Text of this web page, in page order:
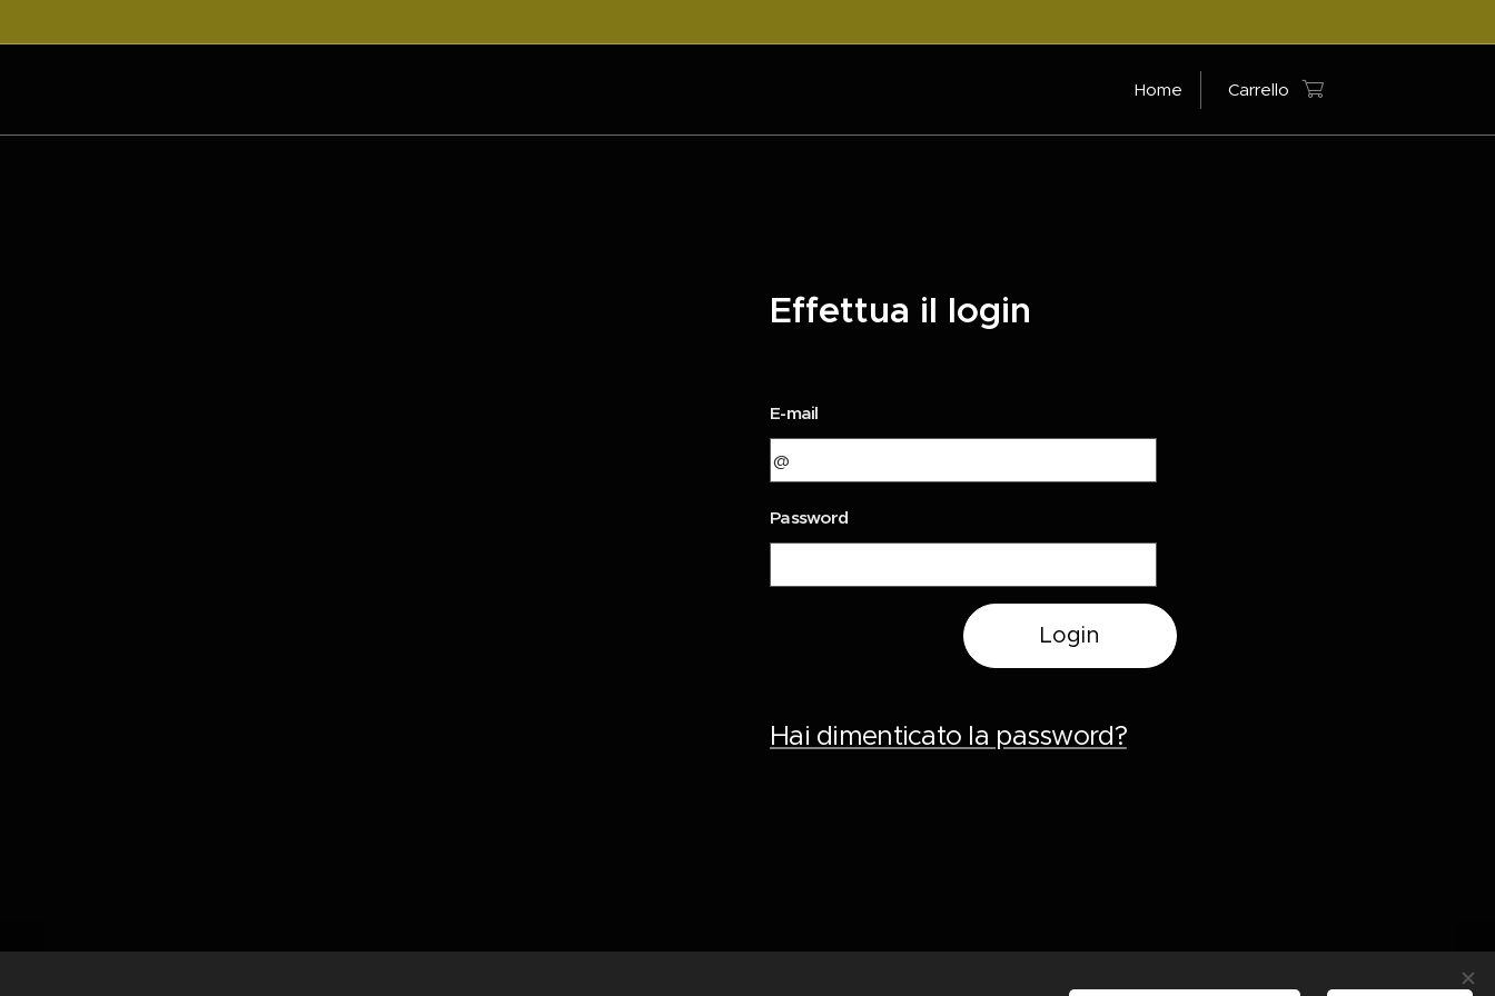
Home Carrello
Effettua il login
E-mail
Password
Login
Hai dimenticato la password?